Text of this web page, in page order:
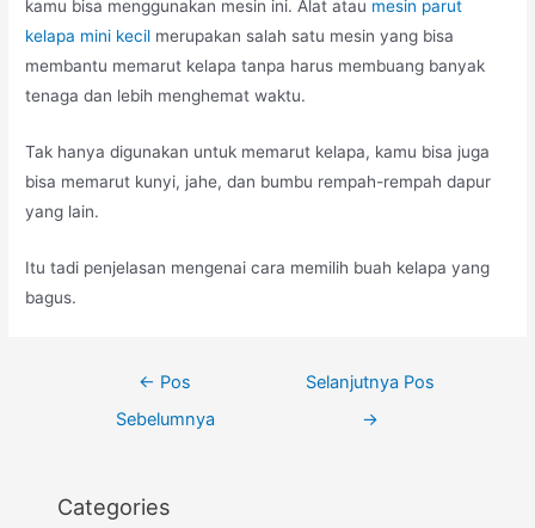
kamu bisa menggunakan mesin ini. Alat atau mesin parut
kelapa mini kecil merupakan salah satu mesin yang bisa
membantu memarut kelapa tanpa harus membuang banyak
tenaga dan lebih menghemat waktu.
Tak hanya digunakan untuk memarut kelapa, kamu bisa juga
bisa memarut kunyi, jahe, dan bumbu rempah-rempah dapur
yang lain.
Itu tadi penjelasan mengenai cara memilih buah kelapa yang
bagus.
← Pos
Sebelumnya
Selanjutnya Pos
→
Categories